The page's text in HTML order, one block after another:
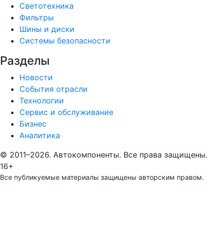
Светотехника
Фильтры
Шины и диски
Системы безопасности
Разделы
Новости
События отрасли
Технологии
Сервис и обслуживание
Бизнес
Аналитика
© 2011–2026. Автокомпоненты. Все права защищены.
16+
Все публикуемые материалы защищены авторским правом.